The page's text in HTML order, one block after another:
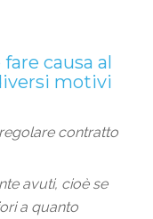
causa al
motivi
contratto
avuti, cioè se
a quanto